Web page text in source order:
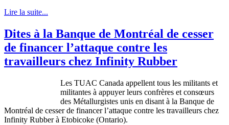
Lire la suite...
Dites à la Banque de Montréal de cesser
de financer l’attaque contre les
travailleurs chez Infinity Rubber
Les TUAC Canada appellent tous les militants et
militantes à appuyer leurs confrères et consœurs
des Métallurgistes unis en disant à la Banque de
Montréal de cesserde financer l’attaque contre les travailleurs chez
Infinity Rubberà Etobicoke (Ontario).